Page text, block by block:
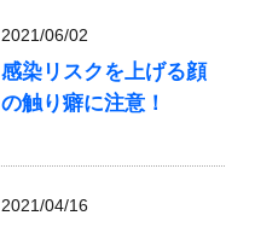
2021/06/02
感染リスクを上げる顔
の触り癖に注意！
2021/04/16